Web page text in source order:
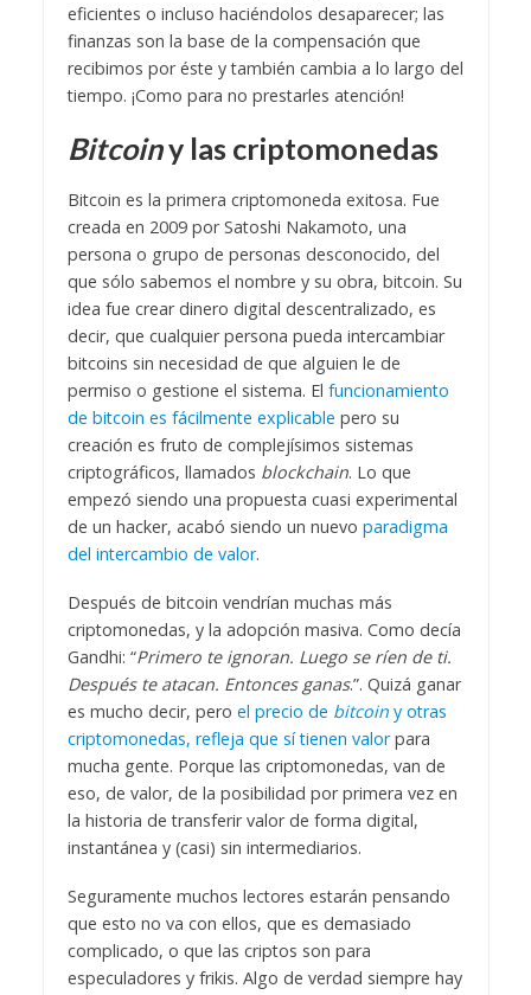
eficientes o incluso haciéndolos desaparecer; las
finanzas son la base de la compensación que
recibimos por éste y también cambia a lo largo del
tiempo. ¡Como para no prestarles atención!
Bitcoiny las criptomonedas
Bitcoin es la primera criptomoneda exitosa. Fue
creada en 2009 por Satoshi Nakamoto, una
persona o grupo de personas desconocido, del
que sólo sabemos el nombre y su obra, bitcoin. Su
idea fue crear dinero digital descentralizado, es
decir, que cualquier persona pueda intercambiar
bitcoins sin necesidad de que alguien le de
permiso o gestione el sistema. El funcionamiento
de bitcoin es fácilmente explicable pero su
creación es fruto de complejísimos sistemas
criptográficos, llamados blockchain. Lo que
empezó siendo una propuesta cuasi experimental
de un hacker, acabó siendo un nuevo paradigma
del intercambio de valor.
Después de bitcoin vendrían muchas más
criptomonedas, y la adopción masiva. Como decía
Gandhi: “Primero te ignoran. Luego se ríen de ti.
Después te atacan. Entonces ganas.”. Quizá ganar
es mucho decir, pero el precio de bitcoiny otras
criptomonedas, refleja que sí tienen valorpara
mucha gente. Porque las criptomonedas, van de
eso, de valor, de la posibilidad por primera vez en
la historia de transferir valor de forma digital,
instantánea y (casi) sin intermediarios.
Seguramente muchos lectores estarán pensando
que esto no va con ellos, que es demasiado
complicado, o que las criptos son para
especuladores y frikis. Algo de verdad siempre hay